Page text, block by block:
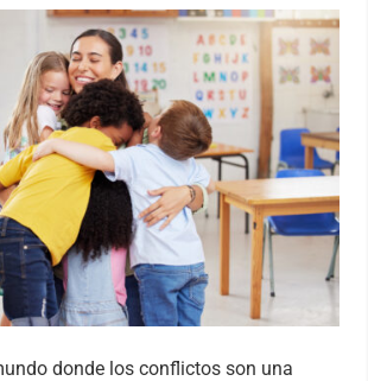
donde los conflictos son una